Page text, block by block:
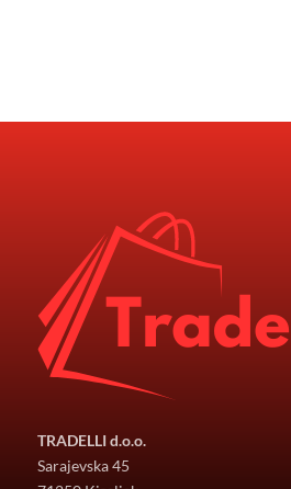
TRADELLI d.o.o.
Sarajevska 45